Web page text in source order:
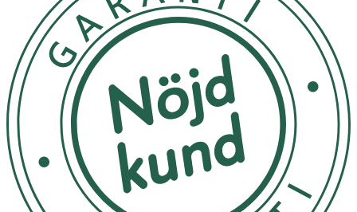
Förvaras i rumstemperatur
OK för gravida och ammande:
Ja
Ingredienser:
SimmondsiaChinensisSeedOil*, Rosa RubiginosaSeedOil*,
Amaranthus CaudatusSeedOil*, Rosa
DamascenaFlowerWater*, Cannabis SativaSeedOil*,
Angelica ArchangelicaExtract, ZingiberOfficinale Extract,
CurcumaZedoariaRootExtract, CinnamomumCamphora,